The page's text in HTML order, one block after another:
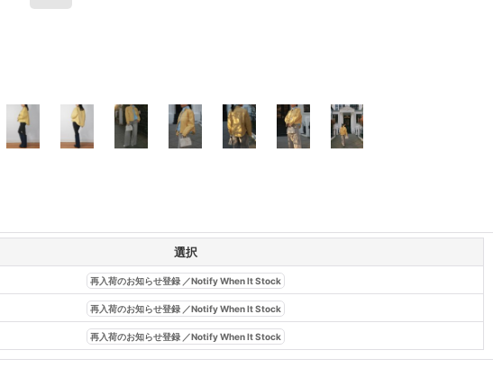
選択
再入荷のお知らせ登録 ／Notify When It Stock
再入荷のお知らせ登録 ／Notify When It Stock
再入荷のお知らせ登録 ／Notify When It Stock